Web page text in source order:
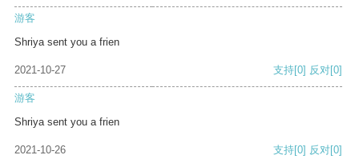
游客
Shriya sent you a frien
2021-10-27 支持[0] 反对[0]
游客
Shriya sent you a frien
2021-10-26 支持[0] 反对[0]